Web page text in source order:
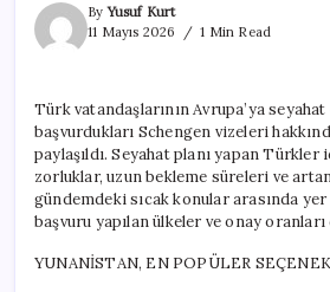
ByYusuf Kurt
11 Mayıs 2026
1 Min Read
Türk vatandaşlarının Avrupa’ya
başvurdukları Schengen vizeleri
paylaşıldı. Seyahat planı yapan
zorluklar, uzun bekleme süreleri ve
gündemdeki sıcak konular arasında
başvuru yapılan ülkeler ve onay
YUNANİSTAN, EN POPÜLER SEÇENEK